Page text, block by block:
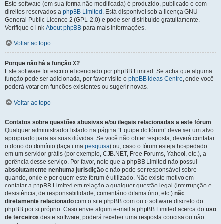
Este software (em sua forma não modificada) é produzido, publicado e com
direitos reservados a phpBB Limited . Está disponível sob a licença GNU
General Public Licence 2 (GPL-2.0) e pode ser distribuído gratuitamente.
Verifique o link About phpBB para mais informações.
Voltar ao topo
Porque não há a função X?
Este software foi escrito e licenciado por phpBB Limited. Se acha que alguma
função pode ser adicionada, por favor visite o phpBB Ideas Centre, onde você
poderá votar em funcões existentes ou sugerir novas.
Voltar ao topo
Contatos sobre questões abusivas e/ou ilegais relacionadas a este fórum
Qualquer administrador listado na página “Equipe do fórum” deve ser um alvo
apropriado para as suas dúvidas. Se você não obter resposta, deverá contatar
o dono do domínio (faça uma pesquisa) ou, caso o fórum esteja hospedado
em um servidor grátis (por exemplo, CJB.NET, Free Forums, Yahoo!, etc.), a
gerência desse serviço. Por favor, note que a phpBB Limited não possui
absolutamente nenhuma jurisdição e não pode ser responsável sobre
quando, onde e por quem este fórum é utilizado. Não existe motivo em
contatar a phpBB Limited em relação a qualquer questão legal (interrupção e
desistência, de responsabilidade, comentário difamatório, etc.) não
diretamente relacionado com o site phpBB.com ou o software discreto do
phpBB por si próprio. Caso envie algum e-mail a phpBB Limited acerca do uso
de terceiros deste software, poderá receber uma resposta concisa ou não